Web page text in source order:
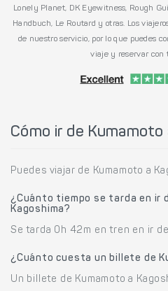
Lonely Planet, DK Eyewitness, Rough
Handbuch, Le Routard y otras. Los
de nuestro servicio, por lo que puedes
viaje y reservar con
Cómo ir de Kumamoto
Puedes viajar de Kumamoto a
¿Cuánto tiempo se tarda en ir
Kagoshima?
Se tarda 0h 42m en tren en ir
¿Cuánto cuesta un billete de
Un billete de Kumamoto a